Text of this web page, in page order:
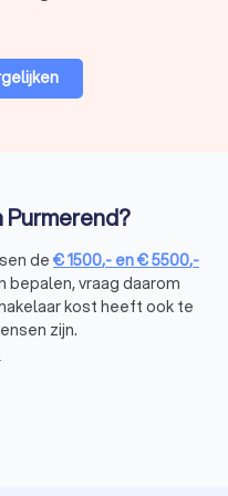
het kopen van een huis.
in
wensen voldoen;
de €1500,- en€5500,-
bepalen, vraag daarom
kost heeft ook te
zijn.